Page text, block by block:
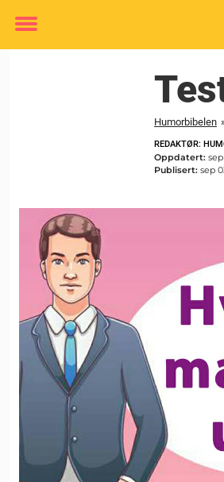
Toggle
Humorbibelen
REDAKTØR:
Oppdatert: sep
Publisert: sep